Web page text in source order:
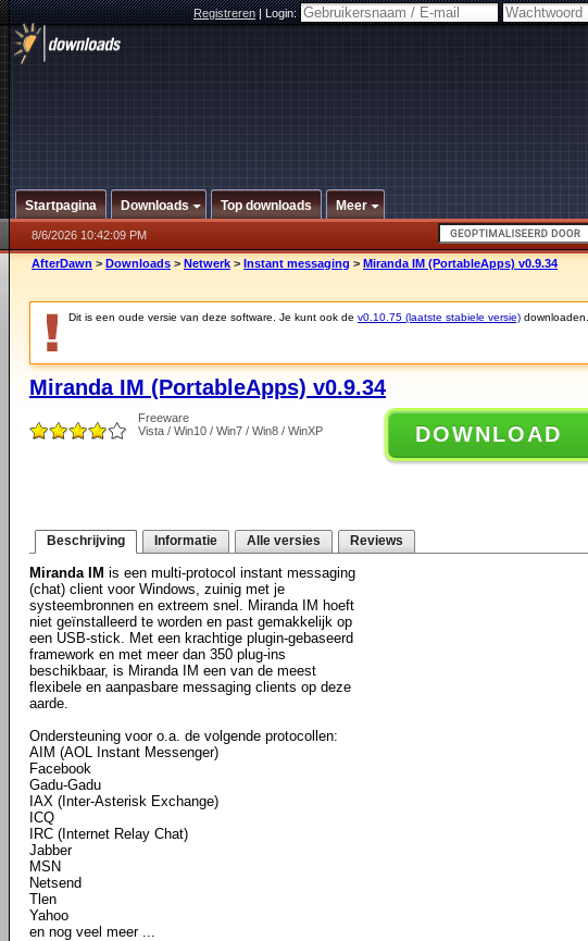
Registreren|Login:
Startpagina Downloads Top downloads Meer
8/6/2026 10:42:09 PM
AfterDawn > Downloads > Netwerk > Instant messaging > Miranda IM (PortableApps) v0.9.34
Dit is een oude versie van deze software. Je kunt ook de v0.10.75 (laatste stabiele versie) downloaden.
Miranda IM (PortableApps) v0.9.34
Freeware
Vista / Win10 / Win7 / Win8 / WinXP
DOWNLOAD
Beschrijving Informatie Alle versies Reviews
Miranda IM is een multi-protocol instant messaging
(chat) client voor Windows, zuinig met je
systeembronnen en extreem snel. Miranda IM hoeft
niet geïnstalleerd te worden en past gemakkelijk op
een USB-stick. Met een krachtige plugin-gebaseerd
framework en met meer dan 350 plug-ins
beschikbaar, is Miranda IM een van de meest
flexibele en aanpasbare messaging clients op deze
aarde.
Ondersteuning voor o.a. de volgende protocollen:
AIM (AOL Instant Messenger)
Facebook
Gadu-Gadu
IAX (Inter-Asterisk Exchange)
ICQ
IRC (Internet Relay Chat)
Jabber
MSN
Netsend
Tlen
Yahoo
en nog veel meer ...